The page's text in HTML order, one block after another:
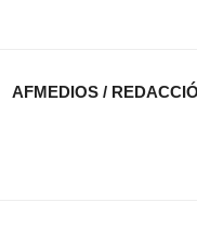
AFMEDIOS /